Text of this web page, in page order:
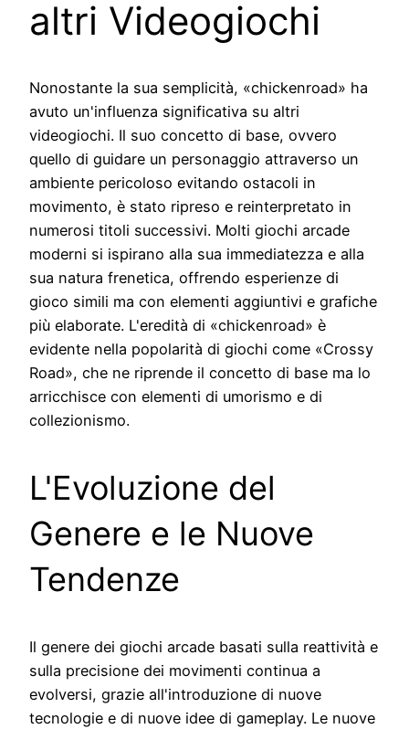
altri Videogiochi
Nonostante la sua semplicità, «chickenroad» ha
avuto un'influenza significativa su altri
videogiochi. Il suo concetto di base, ovvero
quello di guidare un personaggio attraverso un
ambiente pericoloso evitando ostacoli in
movimento, è stato ripreso e reinterpretato in
numerosi titoli successivi. Molti giochi arcade
moderni si ispirano alla sua immediatezza e alla
sua natura frenetica, offrendo esperienze di
gioco simili ma con elementi aggiuntivi e grafiche
più elaborate. L'eredità di «chickenroad» è
evidente nella popolarità di giochi come «Crossy
Road», che ne riprende il concetto di base ma lo
arricchisce con elementi di umorismo e di
collezionismo.
L'Evoluzione del
Genere e le Nuove
Tendenze
Il genere dei giochi arcade basati sulla reattività e
sulla precisione dei movimenti continua a
evolversi, grazie all'introduzione di nuove
tecnologie e di nuove idee di gameplay. Le nuove